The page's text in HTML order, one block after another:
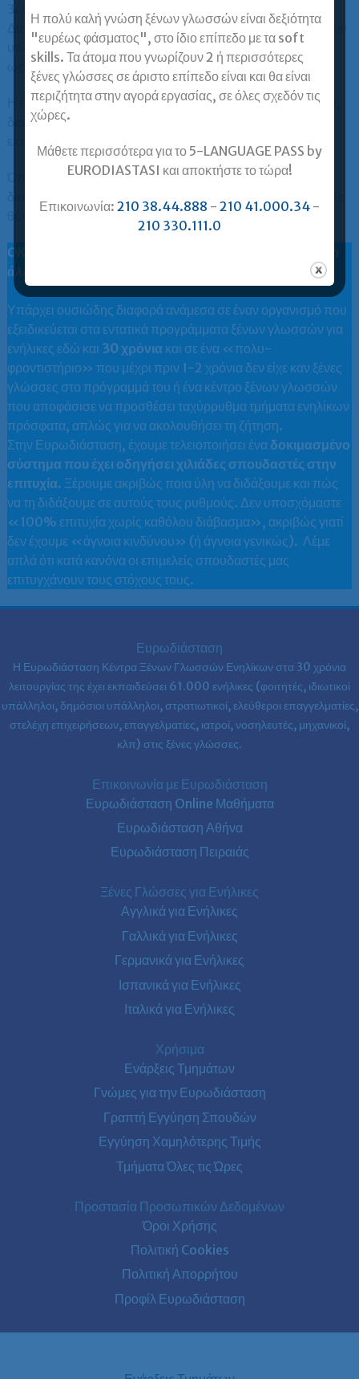
3. Με πιστωτική ή χρεωστική κάρτα.
Δυνατότητα άτοκων δόσεων με πιστωτική κάρτα: ναι, εφόσον
υποστηρίζεται από την πιστωτική κάρτα του κατόχου για τις
ως άνω αναφερόμενες τράπεζες.
Η παραπάνω προσφορά αφορά μαθήματα online real time,
δια ζώσης ή blended. Εάν ενδιαφέρεστε για ασύγχρονη
εκπαίδευση, ρωτήστε μας για αντίστοιχη προσφορά.
Όποια και αν είναι η επιλογή σας, όλα τα μαθήματα είναι
διαθέσιμα και σε video για να τα βλέπετε όταν και όσες φορές
θέλετε.
ΟΚ, αλλά γιατί να επιλέξω Ευρωδιάσταση; Υπάρχουν κι
άλλες σχολές που «υπόσχονται» Γ2 σε7-8 μήνες.
Υπάρχει ουσιώδης διαφορά ανάμεσα σε έναν οργανισμό που
εξειδικεύεται στα εντατικά προγράμματα ξένων γλωσσών για
ενήλικες εδώ και 30 χρόνια και σε ένα «πολυ-
φροντιστήριο» που μέχρι πριν 1-2 χρόνια δεν είχε καν ξένες
γλώσσες στο πρόγραμμά του ή ένα κέντρο ξένων γλωσσών
που αποφάσισε να προσθέσει ταχύρρυθμα τμήματα ενηλίκων
πρόσφατα, απλώς για να ακολουθήσει τη ζήτηση.
Στην Ευρωδιάσταση, έχουμε τελειοποιήσει ένα δοκιμασμένο
σύστημα που έχει οδηγήσει χιλιάδες σπουδαστές στην
επιτυχία. Ξέρουμε ακριβώς ποια ύλη να διδάξουμε και πώς
να τη διδάξουμε σε αυτούς τους ρυθμούς. Δεν υποσχόμαστε
«100% επιτυχία χωρίς καθόλου διάβασμα», ακριβώς γιατί
δεν έχουμε «άγνοια κινδύνου» (ή άγνοια γενικώς). Λέμε
απλά ότι κατά κανόνα οι επιμελείς σπουδαστές μας
επιτυγχάνουν τους στόχους τους.
Ευρωδιάσταση
Η Ευρωδιάσταση Κέντρα Ξένων Γλωσσών Ενηλίκων στα 30 χρόνια
λειτουργίας της έχει εκπαιδεύσει 61.000 ενήλικες (φοιτητές, ιδιωτικοί
υπάλληλοι, δημόσιοι υπάλληλοι, στρατιωτικοί, ελεύθεροι επαγγελματίες,
στελέχη επιχειρήσεων, επαγγελματίες, ιατροί, νοσηλευτές, μηχανικοί,
κλπ) στις ξένες γλώσσες.
Επικοινωνία με Ευρωδιάσταση
Ευρωδιάσταση Online Μαθήματα
Ευρωδιάσταση Αθήνα
Ευρωδιάσταση Πειραιάς
Ξένες Γλώσσες για Ενήλικες
Αγγλικά για Ενήλικες
Γαλλικά για Ενήλικες
Γερμανικά για Ενήλικες
Ισπανικά για Ενήλικες
Ιταλικά για Ενήλικες
Χρήσιμα
Ενάρξεις Τμημάτων
Γνώμες για την Ευρωδιάσταση
Γραπτή Εγγύηση Σπουδών
Εγγύηση Χαμηλότερης Τιμής
Τμήματα Όλες τις Ώρες
Προστασία Προσωπικών Δεδομένων
Όροι Χρήσης
Πολιτική Cookies
Πολιτική Απορρήτου
Προφίλ Ευρωδιάσταση
Η πολύ καλή γνώση ξένων γλωσσών είναι δεξιότητα
"ευρέως φάσματος", στο ίδιο επίπεδο με τα soft
skills. Τα άτομα που γνωρίζουν 2 ή περισσότερες
ξένες γλώσσες σε άριστο επίπεδο είναι και θα είναι
περιζήτητα στην αγορά εργασίας, σε όλες σχεδόν τις
χώρες.
Μάθετε περισσότερα για το 5-LANGUAGE PASS by
EURODIASTASI και αποκτήστε το τώρα!
Επικοινωνία: 210 38.44.888 - 210 41.000.34 -
210 330.111.0